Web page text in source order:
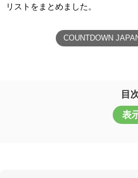
リストをまとめました。
COUNTDOWN
目
表